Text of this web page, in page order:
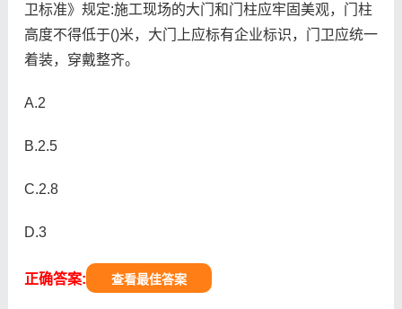
卫标准》规定:施工现场的大门和门柱应牢固美观，门柱
高度不得低于()米，大门上应标有企业标识，门卫应统一
着装，穿戴整齐。
A.2
B.2.5
C.2.8
D.3
正确答案: 查看最佳答案